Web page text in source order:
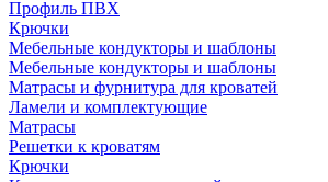
Профиль ПВХ
Крючки
Мебельные кондукторы и шаблоны
Мебельные кондукторы и шаблоны
Матрасы и фурнитура для кроватей
Ламели и комплектующие
Матрасы
Решетки к кроватям
Крючки